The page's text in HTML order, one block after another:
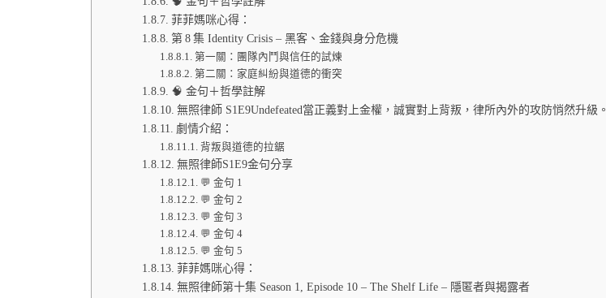
菲菲媽咪心得：
第 8 集 Identity Crisis – 黑客、金錢與身分危機
第一關：團隊內鬥與信任的試煉
第二關：家庭糾紛與道德的衝突
🧠 金句＋哲學註解
無照律師 S1E9Undefeated當正義對上金權，誠實對上背叛，律所內外的攻防悄然升級。
劇情介紹：
背叛與道德的拉鋸
無照律師S1E9金句分享
💬 金句 1
💬 金句 2
💬 金句 3
💬 金句 4
💬 金句 5
菲菲媽咪心得：
無照律師第十集 Season 1, Episode 10 – The Shelf Life – 隱匿者與揭露者